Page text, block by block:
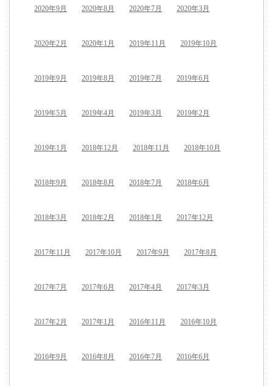
2020年9月 2020年8月 2020年7月 2020年3月
2020年2月 2020年1月 2019年11月 2019年10月
2019年9月 2019年8月 2019年7月 2019年6月
2019年5月 2019年4月 2019年3月 2019年2月
2019年1月 2018年12月 2018年11月 2018年10月
2018年9月 2018年8月 2018年7月 2018年6月
2018年3月 2018年2月 2018年1月 2017年12月
2017年11月 2017年10月 2017年9月 2017年8月
2017年7月 2017年6月 2017年4月 2017年3月
2017年2月 2017年1月 2016年11月 2016年10月
2016年9月 2016年8月 2016年7月 2016年6月